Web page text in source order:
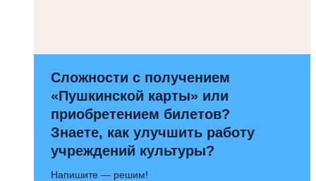
Сложности с получением
«Пушкинской карты» или
приобретением билетов?
Знаете, как улучшить работу
учреждений культуры?
Напишите — решим!